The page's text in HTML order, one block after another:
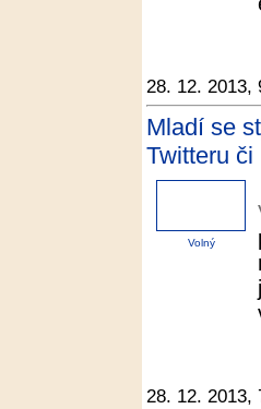
28. 12. 2013,
Mladí se
Twitteru či
Volný
28. 12. 2013,